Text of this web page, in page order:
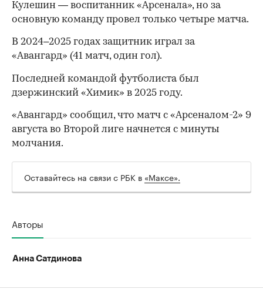
Кулешин — воспитанник «Арсенала», но за
основную команду провел только четыре матча.
В 2024–2025 годах защитник играл за
«Авангард» (41 матч, один гол).
00:00 / 00:00
Последней командой футболиста был
дзержинский «Химик» в 2025 году.
«Авангард» сообщил, что матч с «Арсеналом-2» 9
августа во Второй лиге начнется с минуты
молчания.
Оставайтесь на связи с РБК в «Максе».
Авторы
Анна Сатдинова